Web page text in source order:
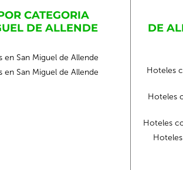
CATEGORIA
DE ALLENDE
en San Miguel de Allende
en San Miguel de Allende
DE
Hoteles
Hoteles
Hoteles